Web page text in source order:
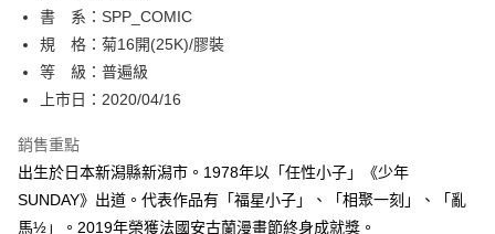
３．安心：先確認商品／服務後，再付款。
【「AFTEE先享後付」結帳流程】
１．於結帳方式選擇「AFTEE先享後付」後，將跳轉至「AFTEE先享後付」
結帳頁面，進行簡訊認證並確認金額後，即可完成結帳。
２．訂單成立數日內，您將收到繳費通知簡訊。
ATM／網路銀行／等多元方式進行付款，方視為交易完成。
※ 請注意：結帳手續完成當下不需立刻繳費，但若您需要取消訂單，請聯絡
購買商品的店家。未經商家同意取消之訂單仍視為有效，需透過AFTEE先享
後付繳納相關費用。
※ 交易是否成功請以「AFTEE先享後付 」之結帳頁面顯示為準，若有關於
全家取貨付款
每筆NT$80，滿NT$500(含以上)免運費
付款後全家取貨
每筆NT$80，滿NT$500(含以上)免運費
書 系：SPP_COMIC
規 格：菊16開(25K)/膠裝
等 級：普遍級
上市日：2020/04/16
銷售重點
出生於日本新潟縣新潟市。1978年以「任性小子」《少年
SUNDAY》出道。代表作品有「福星小子」、「相聚一刻」、「亂
馬½」。2019年榮獲法國安古蘭漫畫節終身成就獎。